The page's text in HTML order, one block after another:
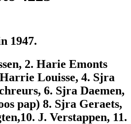
1947.
2. Harie Emonts
Louisse, 4. Sjra
6. Sjra Daemen,
pap) 8. Sjra Geraets,
J. Verstappen, 11.